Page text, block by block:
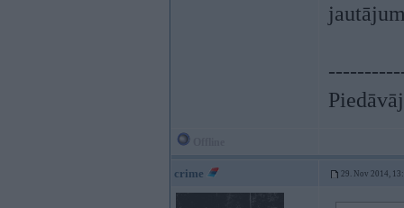
crime 29. Nov 2014,